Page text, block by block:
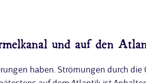
und auf den
haben. Strömungen durch die